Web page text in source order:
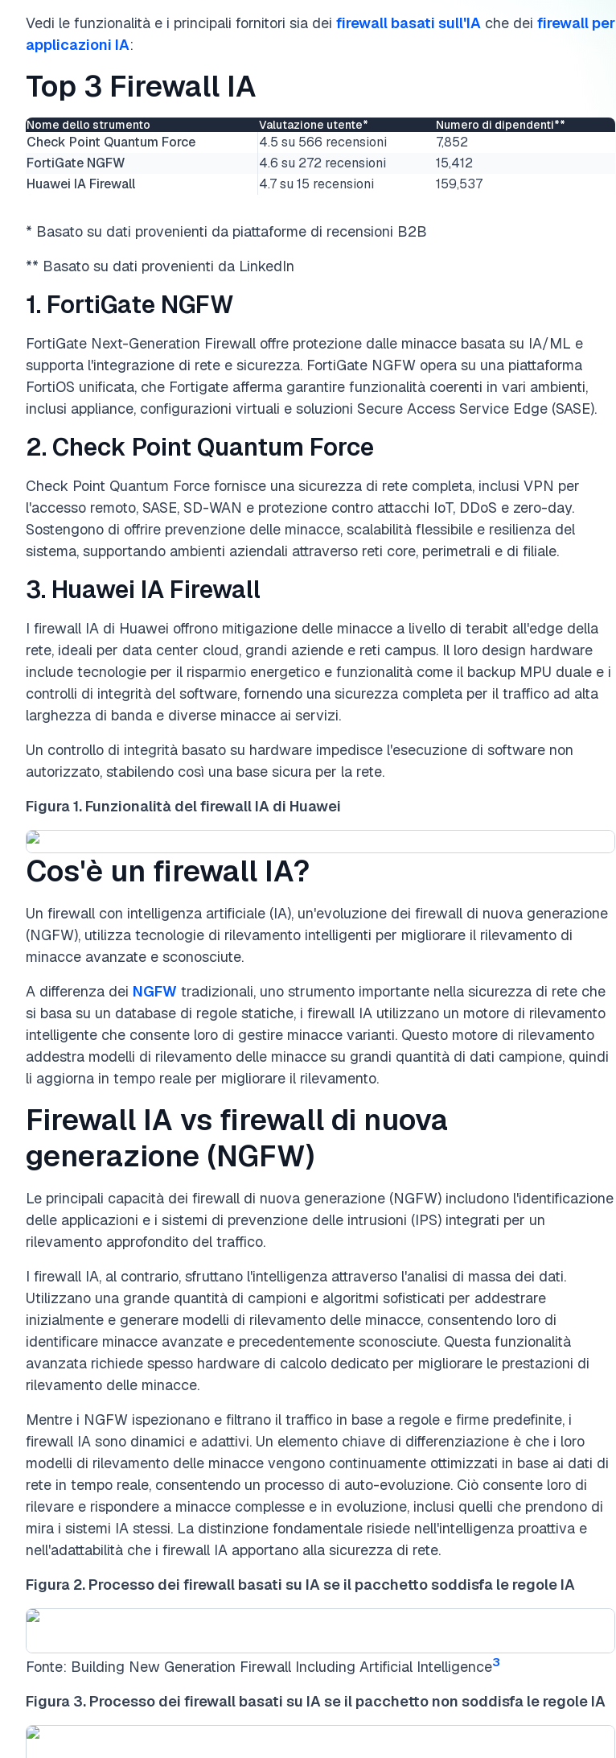
Vedi le funzionalità e i principali fornitori sia dei firewall basati sull'IA che dei firewall per
applicazioni IA:
Top 3 Firewall IA
Nome dello strumento Valutazione utente* Numero di dipendenti**
Check Point Quantum Force 4.5 su 566 recensioni
7,852
FortiGate NGFW
4.6 su 272 recensioni
15,412
Huawei IA Firewall
4.7 su 15 recensioni 159,537
* Basato su dati provenienti da piattaforme di recensioni B2B
** Basato su dati provenienti da LinkedIn
1. FortiGate NGFW
FortiGate Next-Generation Firewall offre protezione dalle minacce basata su IA/ML e
supporta l'integrazione di rete e sicurezza. FortiGate NGFW opera su una piattaforma
FortiOS unificata, che Fortigate afferma garantire funzionalità coerenti in vari ambienti,
inclusi appliance, configurazioni virtuali e soluzioni Secure Access Service Edge (SASE).
2. Check Point Quantum Force
Check Point Quantum Force fornisce una sicurezza di rete completa, inclusi VPN per
l'accesso remoto, SASE, SD-WAN e protezione contro attacchi IoT, DDoS e zero-day.
Sostengono di offrire prevenzione delle minacce, scalabilità flessibile e resilienza del
sistema, supportando ambienti aziendali attraverso reti core, perimetrali e di filiale.
3. Huawei IA Firewall
I firewall IA di Huawei offrono mitigazione delle minacce a livello di terabit all'edge della
rete, ideali per data center cloud, grandi aziende e reti campus. Il loro design hardware
include tecnologie per il risparmio energetico e funzionalità come il backup MPU duale e i
controlli di integrità del software, fornendo una sicurezza completa per il traffico ad alta
larghezza di banda e diverse minacce ai servizi.
Un controllo di integrità basato su hardware impedisce l'esecuzione di software non
autorizzato, stabilendo così una base sicura per la rete.
Figura 1. Funzionalità del firewall IA di Huawei
Cos'è un firewall IA?
Un firewall con intelligenza artificiale (IA), un'evoluzione dei firewall di nuova generazione
(NGFW), utilizza tecnologie di rilevamento intelligenti per migliorare il rilevamento di
minacce avanzate e sconosciute.
A differenza dei NGFW tradizionali, uno strumento importante nella sicurezza di rete che
si basa su un database di regole statiche, i firewall IA utilizzano un motore di rilevamento
intelligente che consente loro di gestire minacce varianti. Questo motore di rilevamento
addestra modelli di rilevamento delle minacce su grandi quantità di dati campione, quindi
li aggiorna in tempo reale per migliorare il rilevamento.
Firewall IA vs firewall di nuova
generazione (NGFW)
Le principali capacità dei firewall di nuova generazione (NGFW) includono l'identificazione
delle applicazioni e i sistemi di prevenzione delle intrusioni (IPS) integrati per un
rilevamento approfondito del traffico.
I firewall IA, al contrario, sfruttano l'intelligenza attraverso l'analisi di massa dei dati.
Utilizzano una grande quantità di campioni e algoritmi sofisticati per addestrare
inizialmente e generare modelli di rilevamento delle minacce, consentendo loro di
identificare minacce avanzate e precedentemente sconosciute. Questa funzionalità
avanzata richiede spesso hardware di calcolo dedicato per migliorare le prestazioni di
rilevamento delle minacce.
Mentre i NGFW ispezionano e filtrano il traffico in base a regole e firme predefinite, i
firewall IA sono dinamici e adattivi. Un elemento chiave di differenziazione è che i loro
modelli di rilevamento delle minacce vengono continuamente ottimizzati in base ai dati di
rete in tempo reale, consentendo un processo di auto-evoluzione. Ciò consente loro di
rilevare e rispondere a minacce complesse e in evoluzione, inclusi quelli che prendono di
mira i sistemi IA stessi. La distinzione fondamentale risiede nell'intelligenza proattiva e
nell'adattabilità che i firewall IA apportano alla sicurezza di rete.
Figura 2. Processo dei firewall basati su IA se il pacchetto soddisfa le regole IA
Fonte: Building New Generation Firewall Including Artificial Intelligence3
Figura 3. Processo dei firewall basati su IA se il pacchetto non soddisfa le regole IA